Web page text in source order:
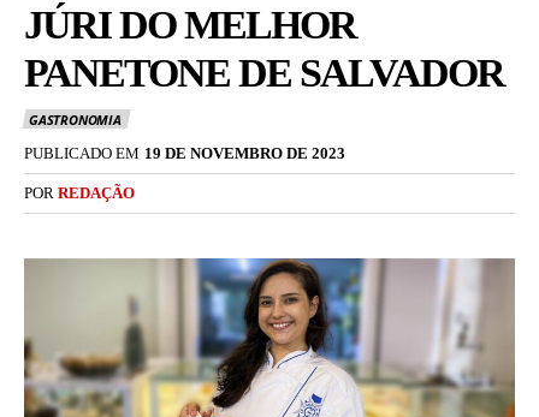
JÚRI DO MELHOR
PANETONE DE SALVADOR
GASTRONOMIA
PUBLICADO EM 19 DE NOVEMBRO DE 2023
POR REDAÇÃO